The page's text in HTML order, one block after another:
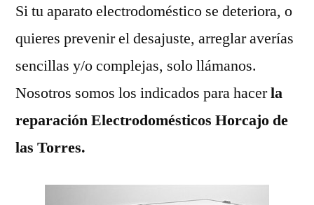
Si tu aparato electrodoméstico se deteriora, o
quieres prevenir el desajuste, arreglar averías
sencillas y/o complejas, solo llámanos.
Nosotros somos los indicados para hacerla
reparación Electrodomésticos Horcajo de
las Torres.